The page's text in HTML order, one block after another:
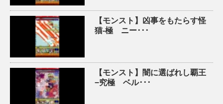
【モンスト】凶事をもたらす怪
猫-極 ニー･･･
【モンスト】闇に選ばれし覇王
−究極 ベル･･･